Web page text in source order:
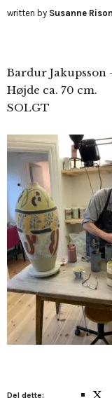
written by Susanne
Bardur
Højde ca. 70 cm.
SOLGT
Del dette: X